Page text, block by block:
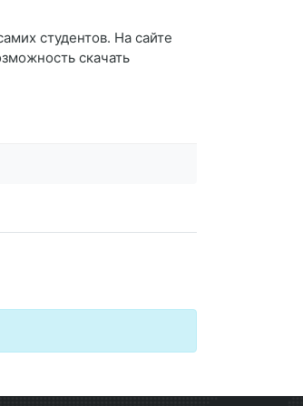
студентов. На сайте
скачать